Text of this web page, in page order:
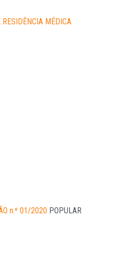
RESIDÊNCIA MÉDICA
n.º 01/2020 POPULAR